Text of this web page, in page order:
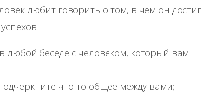
любит говорить о том, в чём он достиг
любой беседе с человеком, который вам
что-то общее между вами;